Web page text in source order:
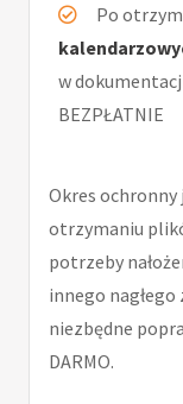
Po
w
BEZPŁATNIE
Okres ochronny
otrzymaniu
potrzeby
innego
niezbędne
DARMO.